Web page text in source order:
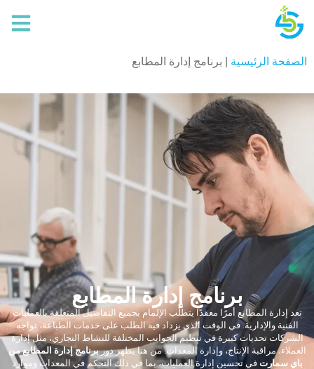
الصفحة الرئيسية برنامج إدارة المطابع
برنامج إدارة المطابع
تعد إدارة المطابع أمرًا معقدًا يتطلب الإلمام بجميع التفاصيل المتعلقة بالعمليات
الفنية والإدارية. في الوقت الذي يزداد فيه الطلب على خدمات الطباعة، تواجه
الشركات تحديات كبيرة في تنظيم الجوانب المختلفة للنشاط التجاري، مثل إدارة
العملاء، مراقبة الإنتاج، وإدارة المعدات. من هنا يظهر دوربرنامج إدارة المطابع من
باي سمارت في تحسين إدارة العمليات، بما في ذلك التحكم في المعدات وموارد